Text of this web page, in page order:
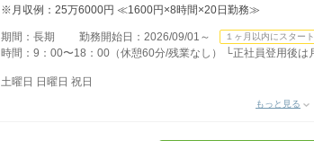
※月収例：25万6000円 ≪1600円×8時間×20日勤務≫
期間：長期 勤務開始日：2026/09/01～ １ヶ月以内にスタート
時間：9：00〜18：00（休憩60分/残業なし） └正社員登用後は
土曜日 日曜日 祝日
もっと見る